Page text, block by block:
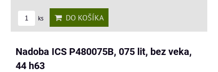
ks DO KOŠÍKA
Nadoba ICS P480075B, 075 lit, bez veka,
44 h63